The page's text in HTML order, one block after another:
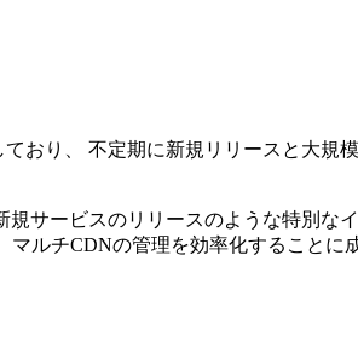
おり、 不定期に新規リリースと大規
サービスのリリースのような特別な
ルチCDNの管理を効率化することに